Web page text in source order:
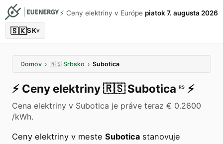
⚡️ Ceny elektriny v Európe piatok 7. augusta 2026
🇸🇰SK▾
Domov › 🇷🇸 Srbsko › Subotica
⚡️ Ceny elektriny🇷🇸 Subotica RS ⚡️
Cena elektriny v Subotica je práve teraz € 0.2600
/kWh.
Ceny elektriny v meste Subotica stanovuje